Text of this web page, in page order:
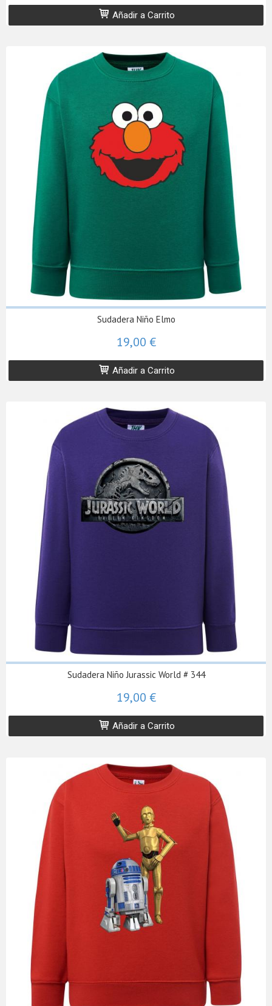
Añadir a Carrito
Sudadera Niño Elmo
19,00 €
Añadir a Carrito
Sudadera Niño Jurassic World # 344
19,00 €
Añadir a Carrito